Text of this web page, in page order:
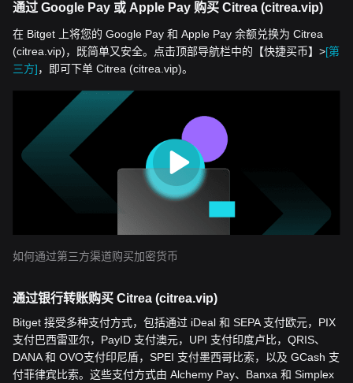
通过 Google Pay 或 Apple Pay 购买 Citrea (citrea.vip)
在 Bitget 上将您的 Google Pay 和 Apple Pay 余额兑换为 Citrea
(citrea.vip)，既简单又安全。点击顶部导航栏中的【快捷买币】>[第
三方]，即可下单 Citrea (citrea.vip)。
如何通过第三方渠道购买加密货币
通过银行转账购买 Citrea (citrea.vip)
Bitget 接受多种支付方式，包括通过 iDeal 和 SEPA 支付欧元，PIX
支付巴西雷亚尔，PayID 支付澳元，UPI 支付印度卢比，QRIS、
DANA 和 OVO支付印尼盾，SPEI 支付墨西哥比索，以及 GCash 支
付菲律宾比索。这些支付方式由 Alchemy Pay、Banxa 和 Simplex